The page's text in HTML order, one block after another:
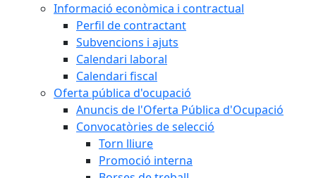
Informació econòmica i contractual
Perfil de contractant
Subvencions i ajuts
Calendari laboral
Calendari fiscal
Oferta pública d'ocupació
Anuncis de l'Oferta Pública d'Ocupació
Convocatòries de selecció
Torn lliure
Promoció interna